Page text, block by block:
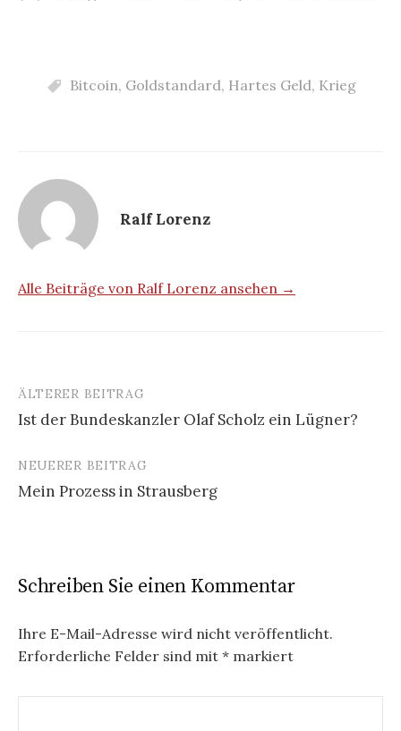
Bitcoin, Goldstandard, Hartes Geld, Krieg
Ralf Lorenz
Alle Beiträge von Ralf Lorenz ansehen →
Beitrags-
Navigation
ÄLTERER BEITRAG
Ist der Bundeskanzler Olaf Scholz ein Lügner?
NEUERER BEITRAG
Mein Prozess in Strausberg
Schreiben Sie einen Kommentar
Ihre E-Mail-Adresse wird nicht veröffentlicht.
Erforderliche Felder sind mit * markiert